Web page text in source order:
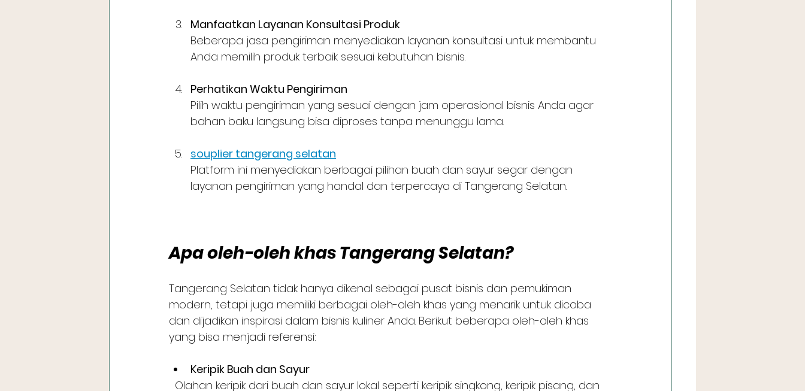
Manfaatkan Layanan Konsultasi Produk
Beberapa jasa pengiriman menyediakan layanan konsultasi untuk membantu
Anda memilih produk terbaik sesuai kebutuhan bisnis.
Perhatikan Waktu Pengiriman
Pilih waktu pengiriman yang sesuai dengan jam operasional bisnis Anda agar
bahan baku langsung bisa diproses tanpa menunggu lama.
souplier tangerang selatan
Platform ini menyediakan berbagai pilihan buah dan sayur segar dengan
layanan pengiriman yang handal dan terpercaya di Tangerang Selatan.
Apa oleh-oleh khas Tangerang Selatan?
Tangerang Selatan tidak hanya dikenal sebagai pusat bisnis dan pemukiman
modern, tetapi juga memiliki berbagai oleh-oleh khas yang menarik untuk dicoba
dan dijadikan inspirasi dalam bisnis kuliner Anda. Berikut beberapa oleh-oleh khas
yang bisa menjadi referensi:
Keripik Buah dan Sayur